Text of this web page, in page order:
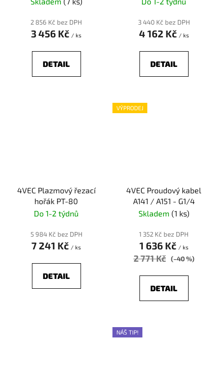
2 856 Kč bez DPH
3 456 Kč / ks
DETAIL
3 440 Kč bez DPH
4 162 Kč / ks
DETAIL
4VEC Plazmový řezací
hořák PT-80
Do 1-2 týdnů
5 984 Kč bez DPH
7 241 Kč / ks
DETAIL
VÝPRODEJ
4VEC Proudový kabel
A141 / A151 - G1/4
Skladem (1 ks)
1 352 Kč bez DPH
1 636 Kč / ks
2 771 Kč (–40 %)
DETAIL
NÁŠ TIP!